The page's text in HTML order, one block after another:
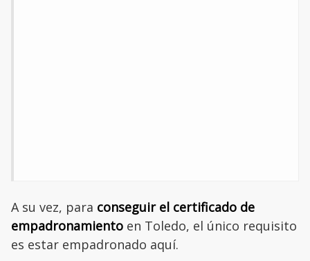
A su vez, para conseguir el certificado de
empadronamiento en Toledo, el único requisito
es estar empadronado aquí.